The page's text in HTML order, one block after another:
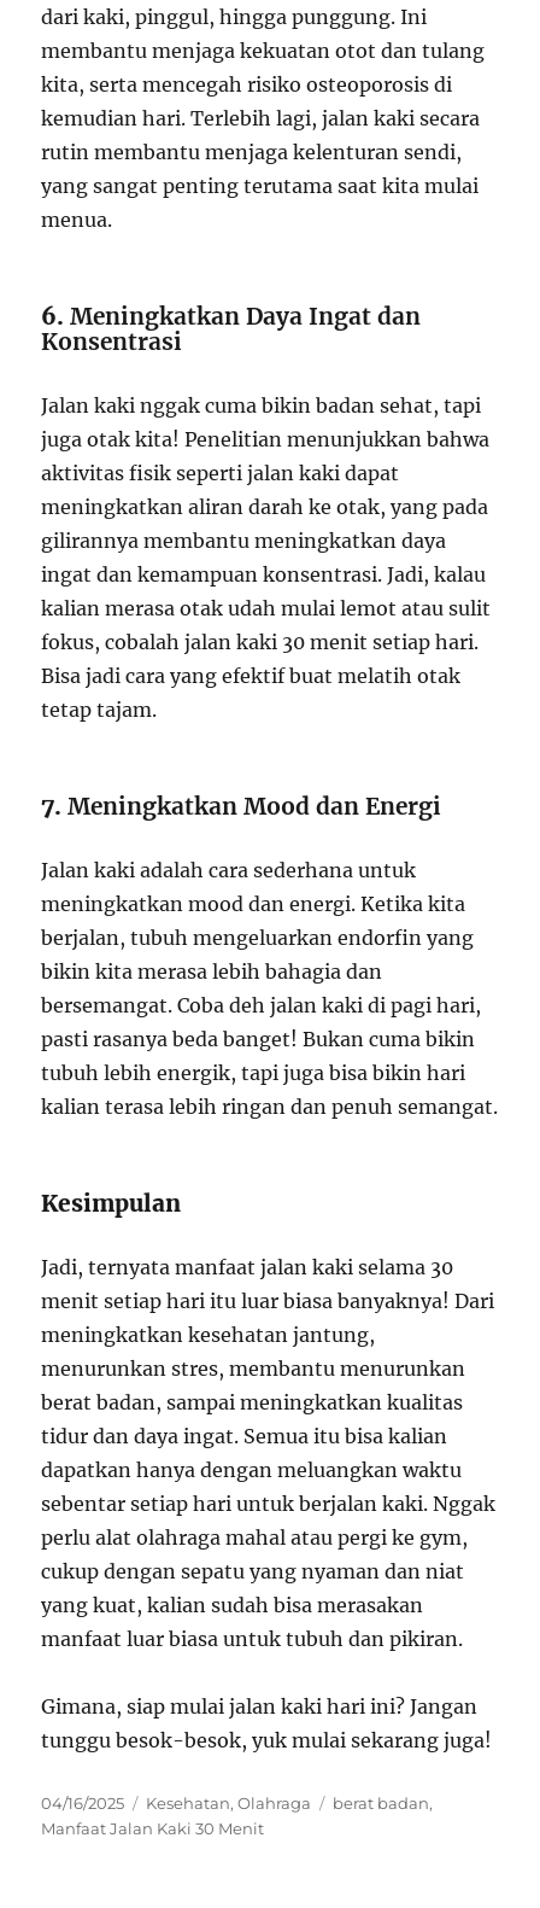
dari kaki, pinggul, hingga punggung. Ini
membantu menjaga kekuatan otot dan tulang
kita, serta mencegah risiko osteoporosis di
kemudian hari. Terlebih lagi, jalan kaki secara
rutin membantu menjaga kelenturan sendi,
yang sangat penting terutama saat kita mulai
menua.
6.Meningkatkan Daya Ingat dan
Konsentrasi
Jalan kaki nggak cuma bikin badan sehat, tapi
juga otak kita! Penelitian menunjukkan bahwa
aktivitas fisik seperti jalan kaki dapat
meningkatkan aliran darah ke otak, yang pada
gilirannya membantu meningkatkan daya
ingat dan kemampuan konsentrasi. Jadi, kalau
kalian merasa otak udah mulai lemot atau sulit
fokus, cobalah jalan kaki 30 menit setiap hari.
Bisa jadi cara yang efektif buat melatih otak
tetap tajam.
7.Meningkatkan Mood dan Energi
Jalan kaki adalah cara sederhana untuk
meningkatkan mood dan energi. Ketika kita
berjalan, tubuh mengeluarkan endorfin yang
bikin kita merasa lebih bahagia dan
bersemangat. Coba deh jalan kaki di pagi hari,
pasti rasanya beda banget! Bukan cuma bikin
tubuh lebih energik, tapi juga bisa bikin hari
kalian terasa lebih ringan dan penuh semangat.
Kesimpulan
Jadi, ternyata manfaat jalan kaki selama 30
menit setiap hari itu luar biasa banyaknya! Dari
meningkatkan kesehatan jantung,
menurunkan stres, membantu menurunkan
berat badan, sampai meningkatkan kualitas
tidur dan daya ingat. Semua itu bisa kalian
dapatkan hanya dengan meluangkan waktu
sebentar setiap hari untuk berjalan kaki. Nggak
perlu alat olahraga mahal atau pergi ke gym,
cukup dengan sepatu yang nyaman dan niat
yang kuat, kalian sudah bisa merasakan
manfaat luar biasa untuk tubuh dan pikiran.
Gimana, siap mulai jalan kaki hari ini? Jangan
tunggu besok-besok, yuk mulai sekarang juga!
Posted
on
04/16/2025 Categories
Kesehatan,Olahraga Tags
berat badan,
Manfaat Jalan Kaki 30 Menit